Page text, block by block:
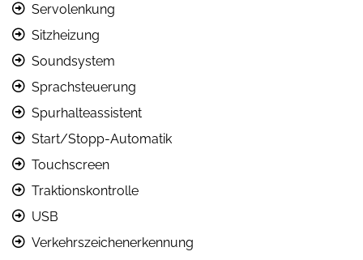
Servolenkung
Sitzheizung
Soundsystem
Sprachsteuerung
Spurhalteassistent
Start/Stopp-Automatik
Touchscreen
Traktionskontrolle
USB
Verkehrszeichenerkennung